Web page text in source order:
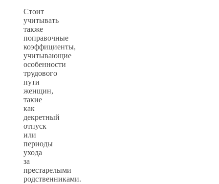
Стоит
учитывать
также
поправочные
коэффициенты,
учитывающие
особенности
трудового
пути
женщин,
такие
как
декретный
отпуск
или
периоды
ухода
за
престарелыми
родственниками.